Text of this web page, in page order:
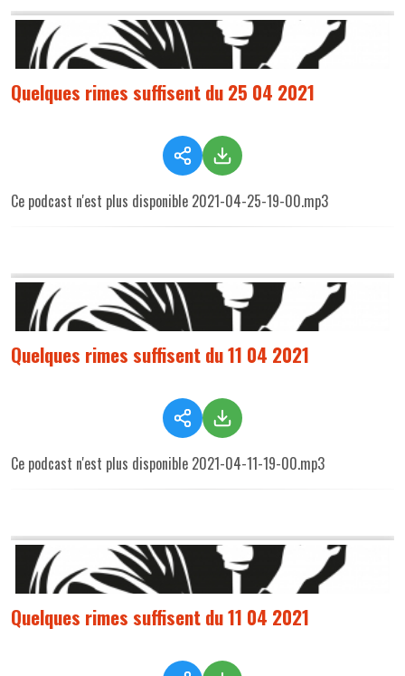
Quelques rimes suffisent du 25 04 2021
Ce podcast n'est plus disponible 2021-04-25-19-00.mp3
Quelques rimes suffisent du 11 04 2021
Ce podcast n'est plus disponible 2021-04-11-19-00.mp3
Quelques rimes suffisent du 11 04 2021